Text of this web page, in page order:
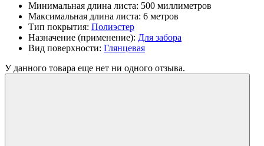
Минимальная длина листа: 500 миллиметров
Максимальная длина листа: 6 метров
Тип покрытия: Полиэстер
Назначение (применение): Для забора
Вид поверхности: Глянцевая
У данного товара еще нет ни одного отзыва.